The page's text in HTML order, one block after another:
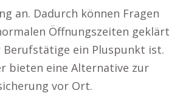
an. Dadurch können Fragen
Öffnungszeiten geklärt
Berufstätige ein Pluspunkt ist.
bieten eine Alternative zur
vor Ort.